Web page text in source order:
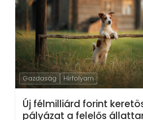
Gazdaság Hírfolyam
Új félmilliárd forint
pályázat a felelős